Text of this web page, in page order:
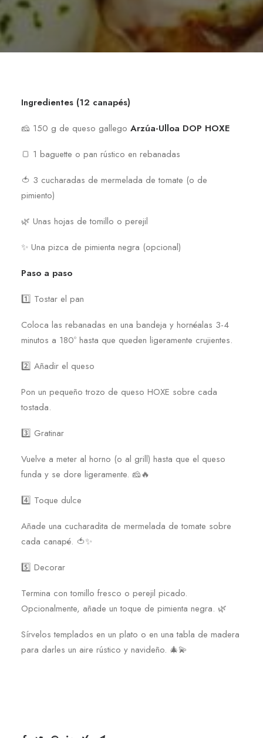
Ingredientes (12 canapés)
🧀 150 g de queso gallego Arzúa-Ulloa DOP HOXE
🍞 1 baguette o pan rústico en rebanadas
🍅 3 cucharadas de mermelada de tomate (o de
pimiento)
🌿 Unas hojas de tomillo o perejil
✨ Una pizca de pimienta negra (opcional)
Paso a paso
1️⃣ Tostar el pan
Coloca las rebanadas en una bandeja y hornéalas 3-4
minutos a 180º hasta que queden ligeramente crujientes.
2️⃣ Añadir el queso
Pon un pequeño trozo de queso HOXE sobre cada
tostada.
3️⃣ Gratinar
Vuelve a meter al horno (o al grill) hasta que el queso
funda y se dore ligeramente. 🧀🔥
4️⃣ Toque dulce
Añade una cucharadita de mermelada de tomate sobre
cada canapé. 🍅✨
5️⃣ Decorar
Termina con tomillo fresco o perejil picado.
Opcionalmente, añade un toque de pimienta negra. 🌿
Sírvelos templados en un plato o en una tabla de madera
para darles un aire rústico y navideño. 🎄💫